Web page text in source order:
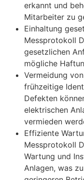
erkannt und
Mitarbeiter zu
Einhaltung
Messprotokoll
gesetzlichen
mögliche
Vermeidung
frühzeitige
Defekten
elektrischen
vermieden
Effiziente
Messprotokoll
Wartung und
Anlagen, was